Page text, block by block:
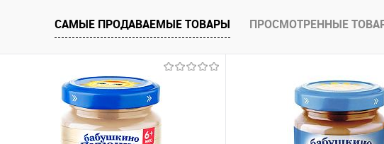
САМЫЕ ПРОДАВАЕМЫЕ ТОВАРЫ ПРОСМОТРЕННЫЕ